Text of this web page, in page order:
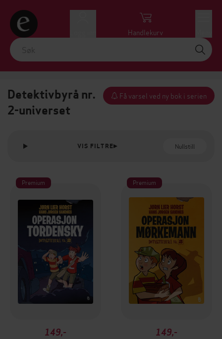
Handlekurv
Detektivbyrå nr.
2-universet
Få varsel ved ny bok i serien
VIS FILTRE Nullstill
Premium
149,-
Premium
149,-